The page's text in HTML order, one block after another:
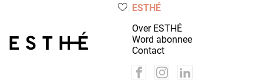
ESTHÉ
Over ESTHÉ
Word abonnee
Contact